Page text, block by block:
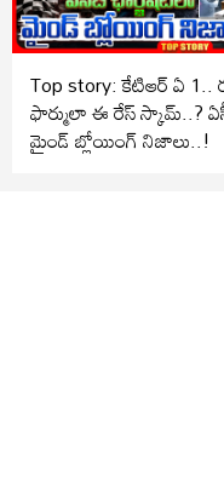
Top story: కేటిఆర్ ఏ 1..
ఫార్ములా ఈ రేస్ స్కామ్..?
మైండ్ బ్లోయింగ్ నిజాలు..!